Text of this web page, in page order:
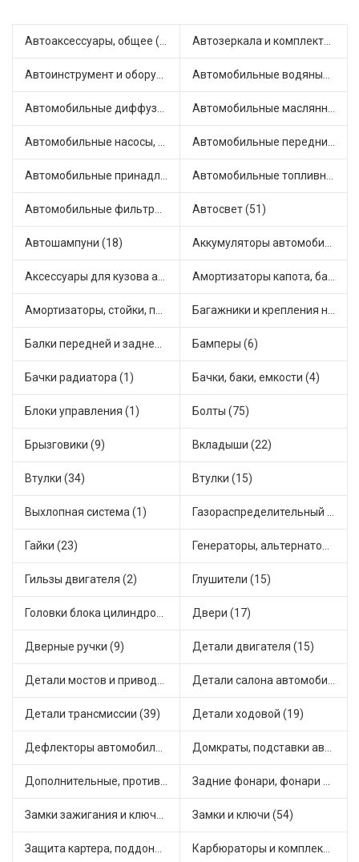
Автоаксессуары, общее (1) Автозеркала и комплектующие (11)
Автоинструмент и оборудование (7) Автомобильные водяные насосы (14)
Автомобильные диффузоры и вентиляторы (4) Автомобильные маслянные насосы (9)
Автомобильные насосы, компрессоры и манометры (1) Автомобильные передние фары (12)
Автомобильные принадлежности и аксессуары (6) Автомобильные топливные насосы (17)
Автомобильные фильтры (1) Автосвет (51)
Автошампуни (18) Аккумуляторы автомобильные (2)
Аксессуары для кузова автомобиля (1) Амортизаторы капота, багажника (6)
Амортизаторы, стойки, подушки стоек (36) Багажники и крепления на крышу (1)
Балки передней и задней подвески (4) Бамперы (6)
Бачки радиатора (1) Бачки, баки, емкости (4)
Блоки управления (1) Болты (75)
Брызговики (9) Вкладыши (22)
Втулки (34) Втулки (15)
Выхлопная система (1) Газораспределительный механизм (2)
Гайки (23) Генераторы, альтернаторы и комплектующие (48)
Гильзы двигателя (2) Глушители (15)
Головки блока цилиндров (2) Двери (17)
Дверные ручки (9) Детали двигателя (15)
Детали мостов и привода трансмиссии (58) Детали салона автомобиля (47)
Детали трансмиссии (39) Детали ходовой (19)
Дефлекторы автомобильные (4) Домкраты, подставки автомобильные (1)
Дополнительные, противотуманные фары (2) Задние фонари, фонари видимости (5)
Замки зажигания и ключи (11) Замки и ключи (54)
Защита картера, поддона, КПП (3) Карбюраторы и комплектующие (28)